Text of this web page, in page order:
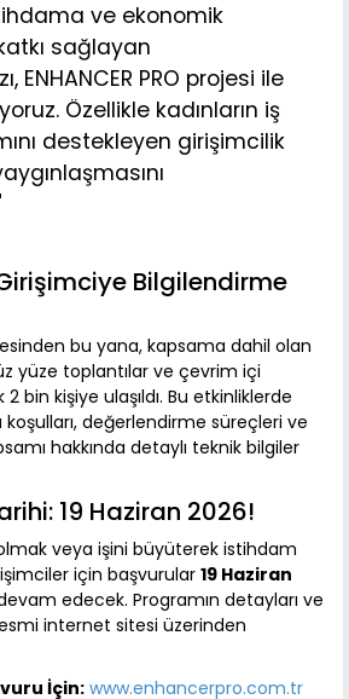
ve ekonomik
sağlayan
ENHANCER PRO projesi ile
Özellikle kadınların iş
destekleyen girişimcilik
Bilgilendirme
bu yana, kapsama dahil olan
yüze toplantılar ve çevrim içi
bin kişiye ulaşıldı. Bu etkinliklerde
değerlendirme süreçleri ve
hakkında detaylı teknik bilgiler
19 Haziran 2026!
veya işini büyüterek istihdam
için başvurular 19 Haziran
edecek. Programın detayları ve
internet sitesi üzerinden
İçin: www.enhancerpro.com.tr